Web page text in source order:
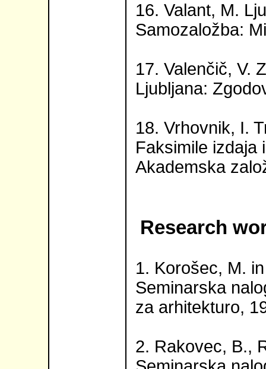
16. Valant, M.
Samozaložba:
17. Valenčič, V.
Ljubljana:
18. Vrhovnik, I.
Faksimile izdaja
Akademska
Research
1. Korošec, M.
Seminarska
za arhitekturo,
2. Rakovec, B.,